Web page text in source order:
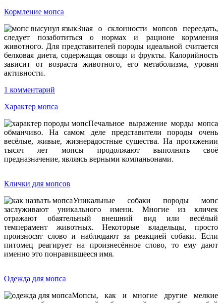
Кормление мопса
Зная о склонности мопсов переедать,
следует позаботиться о нормах и рационе кормления
животного. Для представителей породы идеальной считается
белковая диета, содержащая овощи и фрукты. Калорийность
зависит от возраста животного, его метаболизма, уровня
активности.
1 комментарий
Характер мопса
Печальное выражение морды мопса
обманчиво. На самом деле представители породы очень
весёлые, живые, жизнерадостные существа. На протяжении
тысяч лет мопсы продолжают выполнять своё
предназначение, являясь верными компаньонами.
Клички для мопсов
Уникальные собаки породы мопс
заслуживают уникального имени. Многие из кличек
отражают обаятельный внешний вид или весёлый
темперамент животных. Некоторые владельцы, просто
произносят слово и наблюдают за реакцией собаки. Если
питомец реагирует на произнесённое слово, то ему дают
именно это понравившееся имя.
Одежда для мопса
Мопсы, как и многие другие мелкие